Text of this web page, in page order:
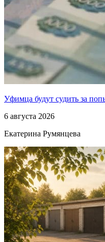
Уфимца будут судить за
6 августа 2026
Екатерина Румянцева